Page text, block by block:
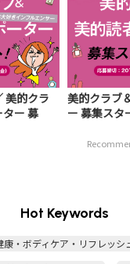
美的クラ
ー 募
美的クラブ
ー 募集スタ
Hot Keywords
康・ボディケア・リフレッシ